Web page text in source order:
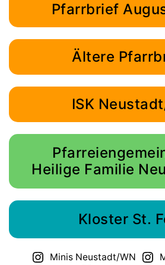
Pfarrbrief
Ältere
ISK
Heilige Familie
Kloster St.
Minis Neustadt/WN